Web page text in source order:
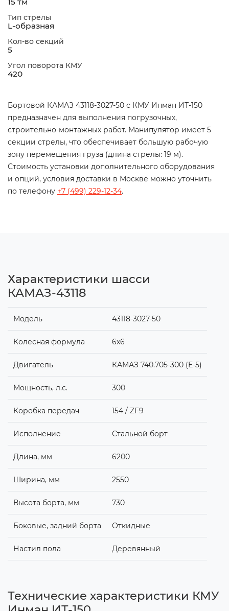
Тип стрелы
L-образная
Кол-во секций
5
Угол поворота КМУ
420
Бортовой КАМАЗ 43118-3027-50 с КМУ Инман ИТ-150
предназначен для выполнения погрузочных,
строительно-монтажных работ. Манипулятор имеет 5
секции стрелы, что обеспечивает большую рабочую
зону перемещения груза (длина стрелы: 19 м).
Стоимость установки дополнительного оборудования
и опций, условия доставки в Москве можно уточнить
по телефону +7 (499) 229-12-34.
Характеристики шасси
КАМАЗ-43118
Модель 43118-3027-50
Колесная формула 6x6
Двигатель КАМАЗ 740.705-300 (Е-5)
Мощность, л.с. 300
Коробка передач 154 / ZF9
Исполнение Стальной борт
Длина, мм 6200
Ширина, мм 2550
Высота борта, мм 730
Боковые, задний борта Откидные
Настил пола Деревянный
Технические характеристики КМУ